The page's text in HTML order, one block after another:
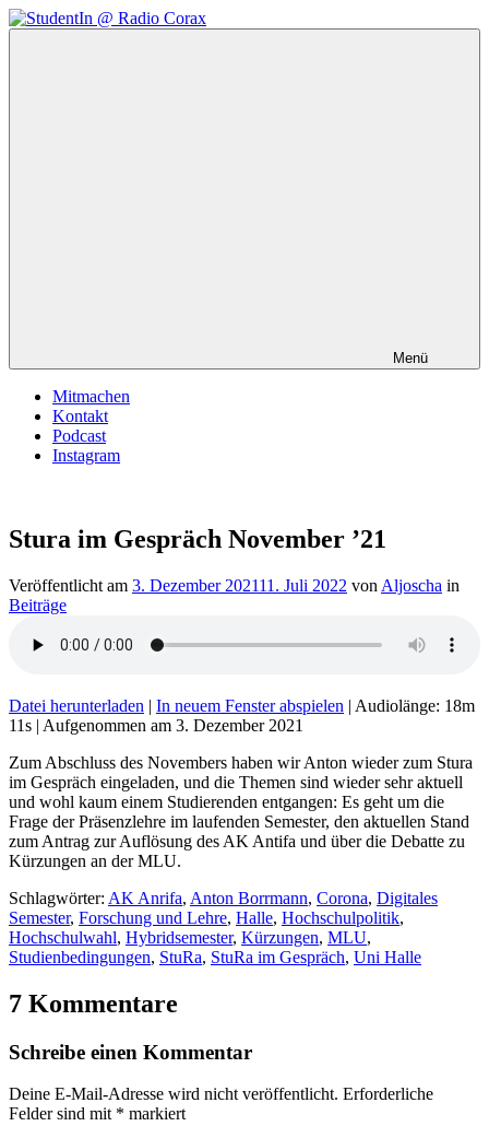
Zum
Inhalt
Menü
Mitmachen
Kontakt
Podcast
Instagram
Stura im Gespräch November ’21
Veröffentlicht am 3. Dezember 202111. Juli 2022 von Aljoscha in
Beiträge
Datei herunterladen | In neuem Fenster abspielen | Audiolänge: 18m
11s | Aufgenommen am 3. Dezember 2021
Zum Abschluss des Novembers haben wir Anton wieder zum Stura
im Gespräch eingeladen, und die Themen sind wieder sehr aktuell
und wohl kaum einem Studierenden entgangen: Es geht um die
Frage der Präsenzlehre im laufenden Semester, den aktuellen Stand
zum Antrag zur Auflösung des AK Antifa und über die Debatte zu
Kürzungen an der MLU.
Schlagwörter: AK Anrifa, Anton Borrmann, Corona, Digitales
Semester, Forschung und Lehre, Halle, Hochschulpolitik,
Hochschulwahl, Hybridsemester, Kürzungen, MLU,
Studienbedingungen, StuRa, StuRa im Gespräch, Uni Halle
7 Kommentare
Schreibe einen Kommentar
Deine E-Mail-Adresse wird nicht veröffentlicht. Erforderliche
Felder sind mit * markiert